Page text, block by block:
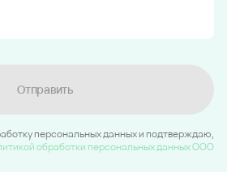
Отправить
персональных данных и подтверждаю,
обработки персональных данных ООО